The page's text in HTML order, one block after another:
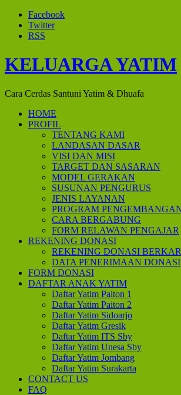
Facebook
Twitter
RSS
KELUARGA YATIM
Cara Cerdas Santuni Yatim & Dhuafa
HOME
PROFIL
TENTANG KAMI
LANDASAN DASAR
VISI DAN MISI
TARGET DAN SASARAN
MODEL GERAKAN
SUSUNAN PENGURUS
JENIS LAYANAN
PROGRAM
CARA BERGABUNG
FORM RELAWAN PENGAJAR
REKENING DONASI
REKENING DONASI
DATA PENERIMAAN DONASI
FORM DONASI
DAFTAR ANAK YATIM
Daftar Yatim Paiton 1
Daftar Yatim Paiton 2
Daftar Yatim Sidoarjo
Daftar Yatim Gresik
Daftar Yatim ITS Sby
Daftar Yatim Unesa Sby
Daftar Yatim Jombang
Daftar Yatim Surakarta
CONTACT US
FAQ